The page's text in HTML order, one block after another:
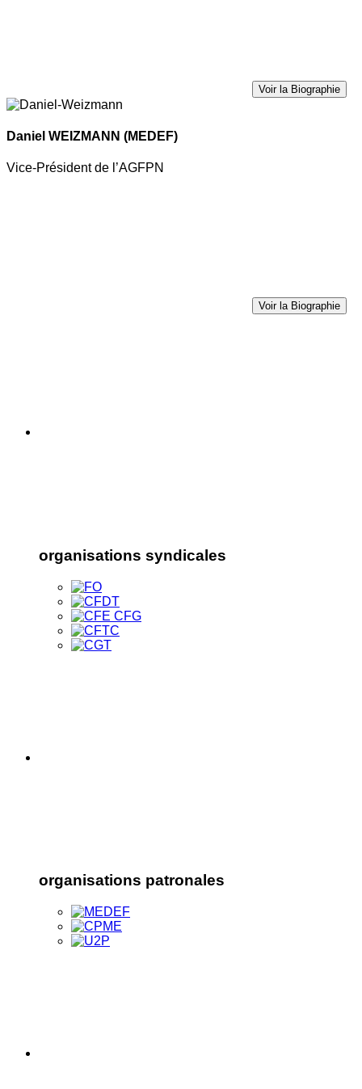
Voir la Biographie
Daniel WEIZMANN (MEDEF)
Vice-Président de l’AGFPN
Voir la Biographie
organisations syndicales
organisations patronales